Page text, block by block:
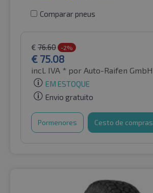
Comparar pneus
€ 76.60 -2%
€ 75.08
incl. IVA * por Auto-Raifen GmbH
EM ESTOQUE
Envio gratuito
Pormenores Cesto de compras